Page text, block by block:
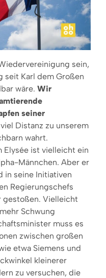
sein,
seit Karl dem Gro­ßen
wäre. Wir
seiner
Distanz zu unserem
wahrt.
Elysée ist vielleicht ein
Männchen. Aber er
in seine Initiativen
Regierungschefs
gestoßen. Vielleicht
Schwung
muss es
zwischen großen
etwa Siemens und
kleinerer
zu versuchen, die